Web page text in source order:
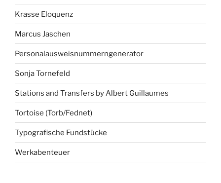
Krasse Eloquenz
Marcus Jaschen
Personalausweisnummerngenerator
Sonja Tornefeld
Stations and Transfers by Albert Guillaumes
Tortoise (Torb/Fednet)
Typografische Fundstücke
Werkabenteuer